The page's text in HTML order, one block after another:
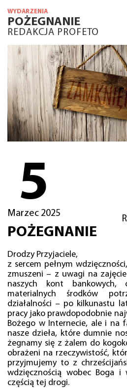
WYDARZENIA
POŻEGNANIE
REDAKCJA PROFETO
5
Marzec 2025
POŻEGNANIE
Drodzy Przyjaciele,
z sercem pełnym
zmuszeni – z uwagi na
naszych kont bankowych,
materialnych środków
działalności – po kilkunastu
pracy jako prawdopodobnie
Bożego w Internecie, ale i na
nasze dzieła, które dumnie
żegnamy się z żalem do
obrażeni na rzeczywistość,
przyjmujemy to z
wdzięcznością wobec Boga i
częścią tej drogi.